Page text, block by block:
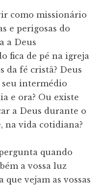
como missionário
e perigosas do
a Deus
fica de pé na igreja
da fé cristã? Deus
intermédio
e ora? Ou existe
a Deus durante o
na vida cotidiana?
quando
a vossa luz
que vejam as vossas